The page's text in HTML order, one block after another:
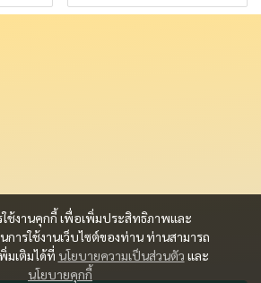
ใช้งานคุกกี้ เพื่อเพิ่มประสิทธิภาพและ
ารใช้งานเว็บไซต์ของท่าน ท่านสามารถ
มเติมได้ที่ นโยบายความเป็นส่วนตัว และ
นโยบายคุกกี้